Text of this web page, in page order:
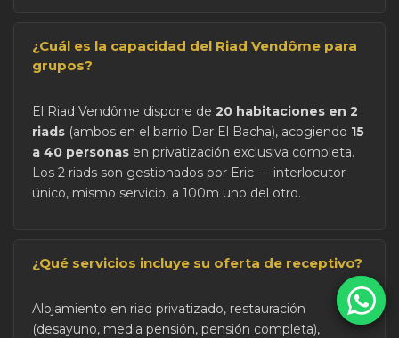
¿Cuál es la capacidad del Riad Vendôme para
grupos?
El Riad Vendôme dispone de 20 habitaciones en 2
riads (ambos en el barrio Dar El Bacha), acogiendo 15
a 40 personas en privatización exclusiva completa.
Los 2 riads son gestionados por Eric — interlocutor
único, mismo servicio, a 100m uno del otro.
¿Qué servicios incluye su oferta de receptivo?
Alojamiento en riad privatizado, restauración
(desayuno, media pensión, pensión completa),